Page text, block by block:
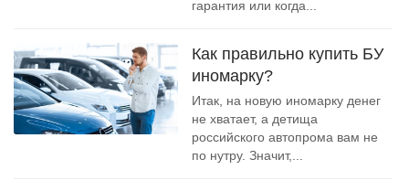
гарантия или когда...
Как правильно купить БУ
иномарку?
Итак, на новую иномарку денег
не хватает, а детища
российского автопрома вам не
по нутру. Значит,...